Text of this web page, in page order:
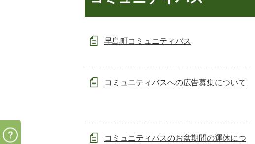
早島町コミュニティバス
コミュニティバスへの広告募集について
コミュニティバスのお盆期間の運休につ